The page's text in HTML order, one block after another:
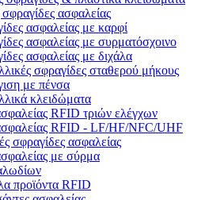
ασφαλείας
ασφαλείας με καρφί
ασφαλείας με συρματόσχοινο
ασφαλείας με διχάλα
σφραγίδες σταθερού μήκους
με πένσα
κλειδώματα
RFID τριών ελέγχων
RFID - LF/HF/NFC/UHF
σφραγίδες ασφαλείας
με σύρμα
προϊόντα RFID